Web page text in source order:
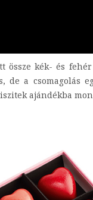
össze kék- és
a csomagolás
ajándékba